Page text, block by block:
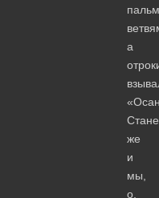
а
же
и
мы,
о,